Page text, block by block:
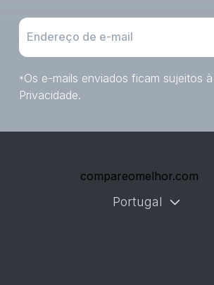
*Os e-mails enviados ficam sujeitos
Privacidade.
compareomelhor.com
Portugal